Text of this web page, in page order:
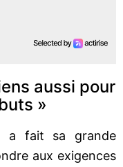
aussi pour
»
fait sa grande
aux exigences